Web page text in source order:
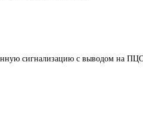
сигнализацию с выводом на